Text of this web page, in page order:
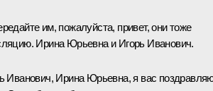
им, пожалуйста, привет, они тоже
Ирина Юрьевна и Игорь Иванович.
Иванович, Ирина Юрьевна, я вас